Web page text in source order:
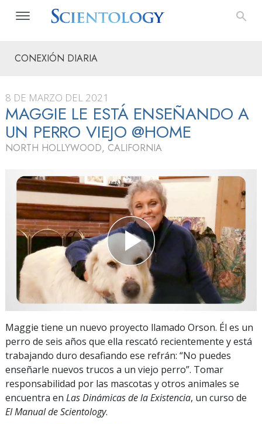
CONEXIÓN DIARIA
8 DE MARZO DEL 2021
MAGGIE LE ESTÁ ENSEÑANDO A
UN PERRO VIEJO @HOME
NORTH HOLLYWOOD, CALIFORNIA
Maggie tiene un nuevo proyecto llamado Orson. Él es un
perro de seis años que ella rescató recientemente y está
trabajando duro desafiando ese refrán: “No puedes
enseñarle nuevos trucos a un viejo perro”. Tomar
responsabilidad por las mascotas y otros animales se
encuentra en Las Dinámicas de la Existencia, un curso de
El Manual de Scientology.